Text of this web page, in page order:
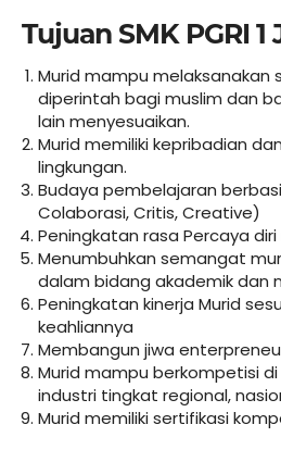
Tujuan SMK PGRI
Murid mampu
diperintah bagi muslim dan
lain menyesuaikan.
Murid memiliki kepribadian
lingkungan.
Budaya pembelajaran
Colaborasi, Critis, Creative)
Peningkatan rasa Percaya diri
Menumbuhkan semangat
dalam bidang akademik dan
Peningkatan kinerja Murid
keahliannya
Membangun jiwa
Murid mampu berkompetisi
industri tingkat regional,
Murid memiliki sertifikasi